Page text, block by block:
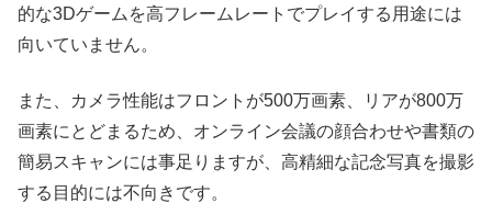
的な3Dゲームを高フレームレートでプレイする用途には
向いていません。
また、カメラ性能はフロントが500万画素、リアが800万
画素にとどまるため、オンライン会議の顔合わせや書類の
簡易スキャンには事足りますが、高精細な記念写真を撮影
する目的には不向きです。